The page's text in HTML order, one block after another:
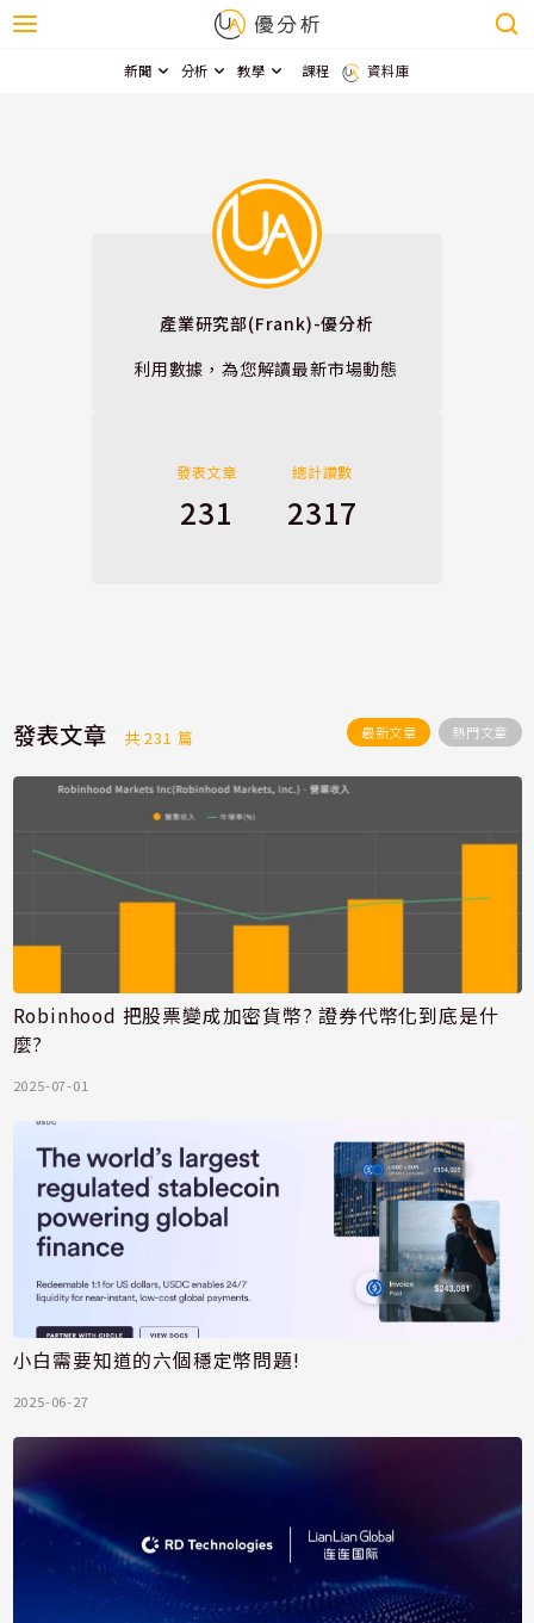
新聞 分析 教學 課程 資料庫
利用數據，為您解讀最新市場動態
產業研究部(Frank)-優分析
發表文章
231
總計讚數
2317
發表文章 共 231 篇 最新文章 熱門文章
Robinhood 把股票變成加密貨幣? 證券代幣化到底是什
麼?
2025-07-01
小白需要知道的六個穩定幣問題!
2025-06-27